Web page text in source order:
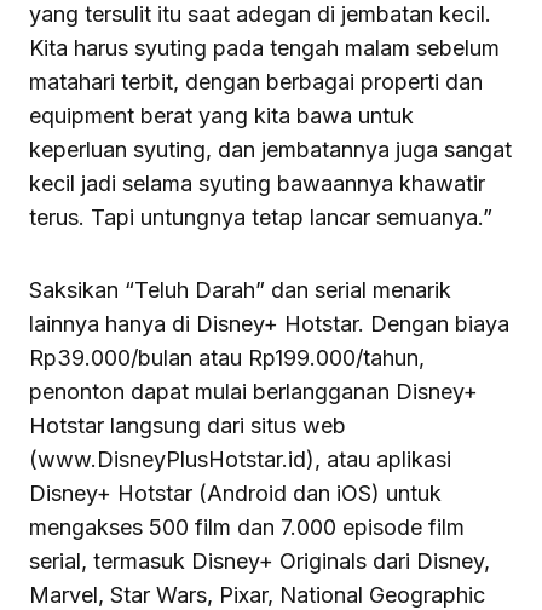
yang tersulit itu saat adegan di jembatan kecil.
Kita harus syuting pada tengah malam sebelum
matahari terbit, dengan berbagai properti dan
equipment berat yang kita bawa untuk
keperluan syuting, dan jembatannya juga sangat
kecil jadi selama syuting bawaannya khawatir
terus. Tapi untungnya tetap lancar semuanya.”
Saksikan “Teluh Darah” dan serial menarik
lainnya hanya di Disney+ Hotstar. Dengan biaya
Rp39.000/bulan atau Rp199.000/tahun,
penonton dapat mulai berlangganan Disney+
Hotstar langsung dari situs web
(www.DisneyPlusHotstar.id), atau aplikasi
Disney+ Hotstar (Android dan iOS) untuk
mengakses 500 film dan 7.000 episode film
serial, termasuk Disney+ Originals dari Disney,
Marvel, Star Wars, Pixar, National Geographic